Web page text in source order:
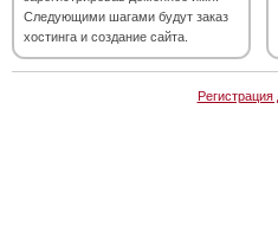
Следующими шагами будут заказ
хостинга и создание сайта.